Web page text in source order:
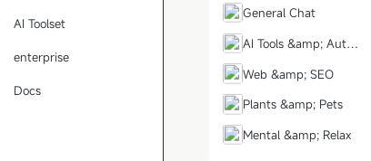
AI Toolset
enterprise
Docs
General Chat
AI Tools &amp; Auto
Web &amp; SEO
Plants &amp; Pets
Mental &amp; Relax